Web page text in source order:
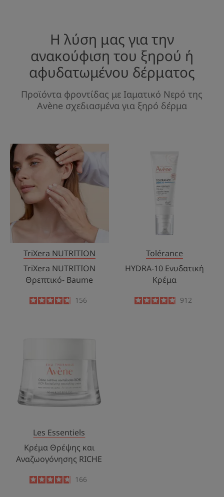
Η λύση μας για την
ανακούφιση του ξηρού ή
αφυδατωμένου δέρματος
Προϊόντα φροντίδας με Ιαματικό Νερό της
Avène σχεδιασμένα για ξηρό δέρμα
TriXera
NUTRITION
Θρεπτικό-
Baume
TriXera NUTRITION
TriXera NUTRITION
Θρεπτικό- Baume
4.7
/5156
Ενυδατική
Κρέμα
Tolérance
HYDRA-10 Ενυδατική
Κρέμα
4.8
/
5
912
Αναζωογόνησης
RICHE
Les Essentiels
Κρέμα Θρέψης και
Αναζωογόνησης RICHE
4.7
/5166